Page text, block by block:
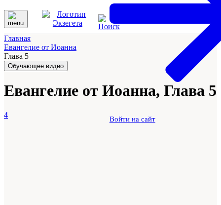
Войти на сайт
Главная
Евангелие от Иоанна
Глава 5
Обучающее видео
Евангелие от Иоанна, Глава 5
4